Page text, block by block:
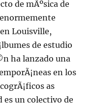
de mÃºsica de
Louisville,
de estudio
ha lanzado una
en los
as
es un colectivo de